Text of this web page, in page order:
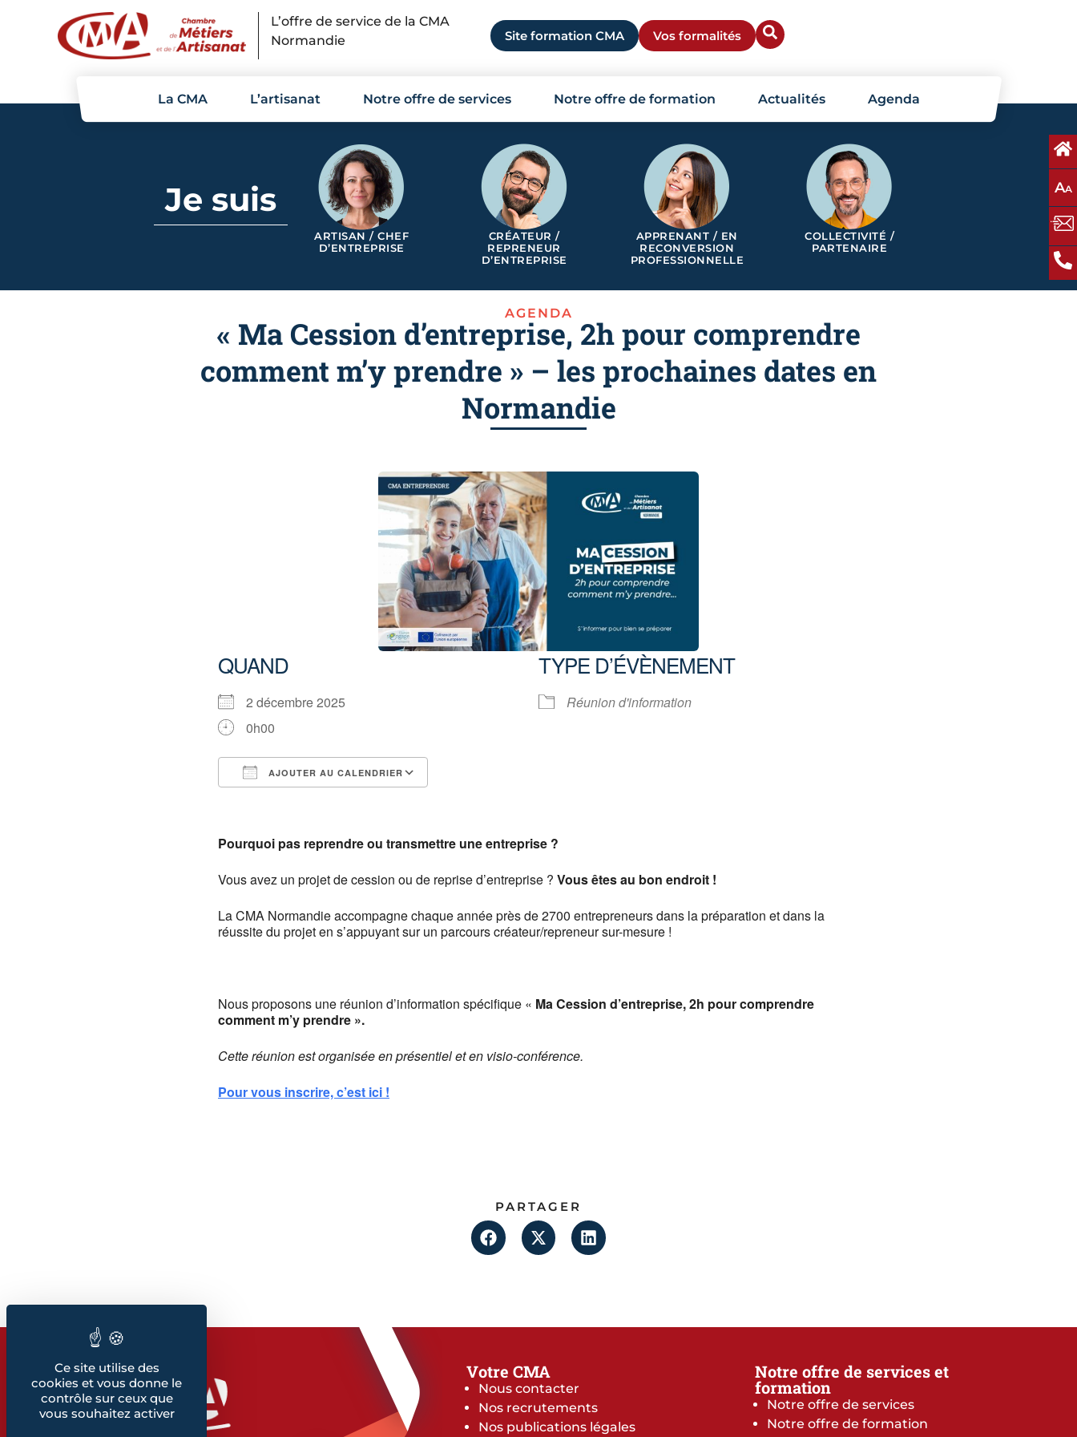
L’offre de service de la CMA
Normandie
Site formation CMA Vos formalités
La CMA L’artisanat Notre offre de services Notre offre de formation Actualités Agenda
AA
Je suis
ARTISAN / CHEF
D’ENTREPRISE
CRÉATEUR /
REPRENEUR
D’ENTREPRISE
APPRENANT / EN
RECONVERSION
PROFESSIONNELLE
COLLECTIVITÉ /
PARTENAIRE
AGENDA
« Ma Cession d’entreprise, 2h pour comprendre
comment m’y prendre » – les prochaines dates en
Normandie
QUAND
2 décembre 2025
0h00
AJOUTER AU CALENDRIER
TYPE D’ÉVÈNEMENT
Réunion d'information
Pourquoi pas reprendre ou transmettre une entreprise ?
Vous avez un projet de cession ou de reprise d’entreprise ? Vous êtes au bon endroit !
La CMA Normandie accompagne chaque année près de 2700 entrepreneurs dans la préparation et dans la
réussite du projet en s’appuyant sur un parcours créateur/repreneur sur-mesure !
Nous proposons une réunion d’information spécifique « Ma Cession d’entreprise, 2h pour comprendre
comment m’y prendre ».
Cette réunion est organisée en présentiel et en visio-conférence.
Pour vous inscrire, c’est ici !
PARTAGER
Votre CMA
Nous contacter
Nos recrutements
Nos publications légales
Notre offre de services et
formation
Notre offre de services
Notre offre de formation
Panneau de gestion des cookies
Ce site utilise des
cookies et vous donne le
contrôle sur ceux que
vous souhaitez activer